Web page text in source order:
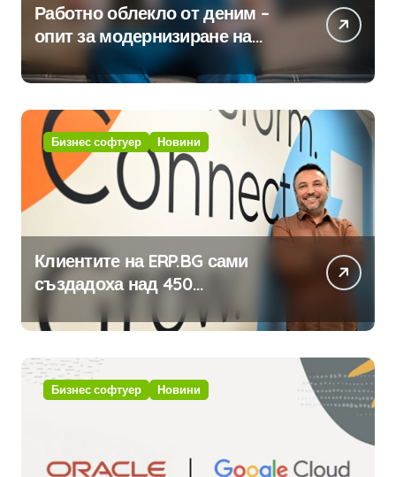
Работно облекло от деним –
опит за модернизиране на
традицията
Бизнес софтуер Новини
Клиентите на ERP.BG сами
създадоха над 450
приложения за ERP системата
с помощта на вградения в нея
изкуствен интелект
Бизнес софтуер Новини